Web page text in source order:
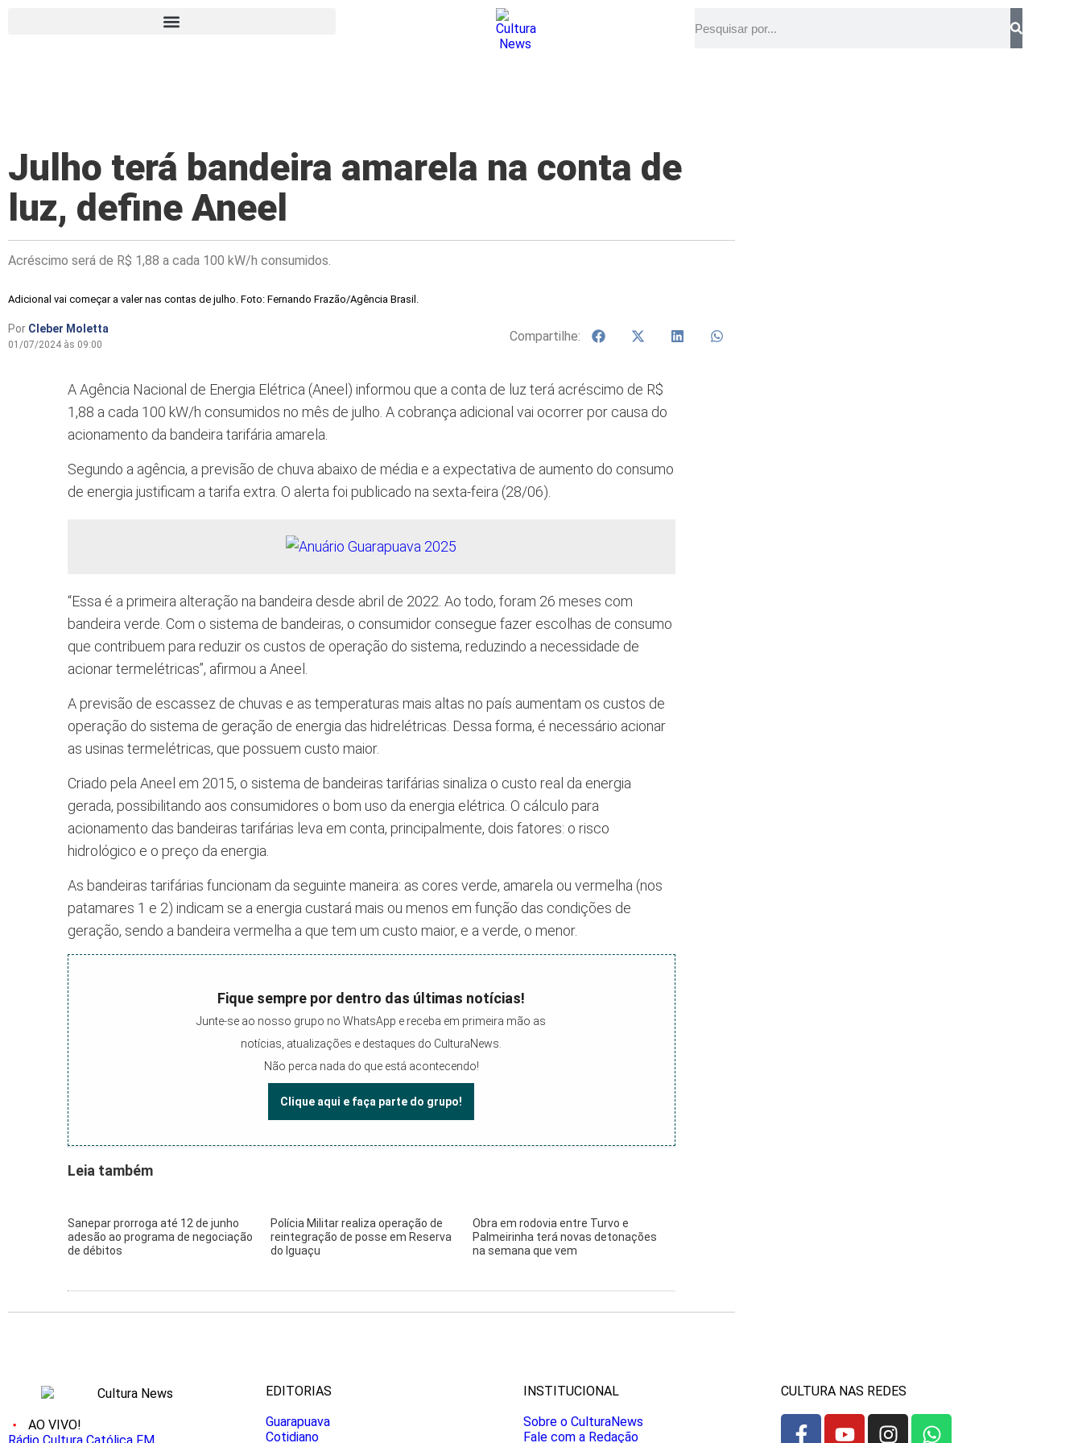
Julho terá bandeira amarela na conta de
luz, define Aneel
Acréscimo será de R$ 1,88 a cada 100 kW/h consumidos.
Adicional vai começar a valer nas contas de julho. Foto: Fernando Frazão/Agência Brasil.
Por Cleber Moletta
01/07/2024 às 09:00
Compartilhe:
A Agência Nacional de Energia Elétrica (Aneel) informou que a conta de luz terá acréscimo de R$
1,88 a cada 100 kW/h consumidos no mês de julho. A cobrança adicional vai ocorrer por causa do
acionamento da bandeira tarifária amarela.
Segundo a agência, a previsão de chuva abaixo de média e a expectativa de aumento do consumo
de energia justificam a tarifa extra. O alerta foi publicado na sexta-feira (28/06).
“Essa é a primeira alteração na bandeira desde abril de 2022. Ao todo, foram 26 meses com
bandeira verde. Com o sistema de bandeiras, o consumidor consegue fazer escolhas de consumo
que contribuem para reduzir os custos de operação do sistema, reduzindo a necessidade de
acionar termelétricas”, afirmou a Aneel.
A previsão de escassez de chuvas e as temperaturas mais altas no país aumentam os custos de
operação do sistema de geração de energia das hidrelétricas. Dessa forma, é necessário acionar
as usinas termelétricas, que possuem custo maior.
Criado pela Aneel em 2015, o sistema de bandeiras tarifárias sinaliza o custo real da energia
gerada, possibilitando aos consumidores o bom uso da energia elétrica. O cálculo para
acionamento das bandeiras tarifárias leva em conta, principalmente, dois fatores: o risco
hidrológico e o preço da energia.
As bandeiras tarifárias funcionam da seguinte maneira: as cores verde, amarela ou vermelha (nos
patamares 1 e 2) indicam se a energia custará mais ou menos em função das condições de
geração, sendo a bandeira vermelha a que tem um custo maior, e a verde, o menor.
Fique sempre por dentro das últimas notícias!
Junte-se ao nosso grupo no WhatsApp e receba em primeira mão as
notícias, atualizações e destaques do CulturaNews.
Não perca nada do que está acontecendo!
Clique aqui e faça parte do grupo!
Leia também
Sanepar prorroga até 12 de junho
adesão ao programa de negociação
de débitos
Polícia Militar realiza operação de
reintegração de posse em Reserva
do Iguaçu
Obra em rodovia entre Turvo e
Palmeirinha terá novas detonações
na semana que vem
AO VIVO!
EDITORIAS
Guarapuava
Cotidiano
INSTITUCIONAL
Sobre o CulturaNews
Fale com a Redação
CULTURA NAS REDES